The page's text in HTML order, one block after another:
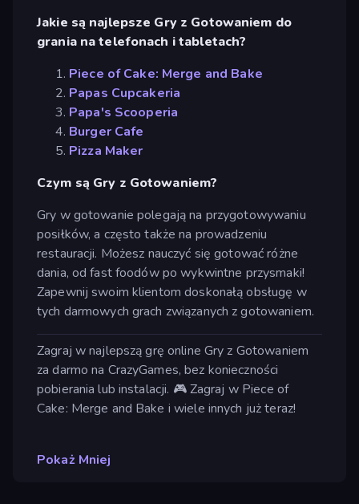
Jakie są najlepsze Gry z Gotowaniem do
grania na telefonach i tabletach?
Piece of Cake: Merge and Bake
Papas Cupcakeria
Papa's Scooperia
Burger Cafe
Pizza Maker
Czym są Gry z Gotowaniem?
Gry w gotowanie polegają na przygotowywaniu
posiłków, a często także na prowadzeniu
restauracji. Możesz nauczyć się gotować różne
dania, od fast foodów po wykwintne przysmaki!
Zapewnij swoim klientom doskonałą obsługę w
tych darmowych grach związanych z gotowaniem.
Zagraj w najlepszą grę online Gry z Gotowaniem
za darmo na CrazyGames, bez konieczności
pobierania lub instalacji. 🎮 Zagraj w Piece of
Cake: Merge and Bake i wiele innych już teraz!
Pokaż Mniej